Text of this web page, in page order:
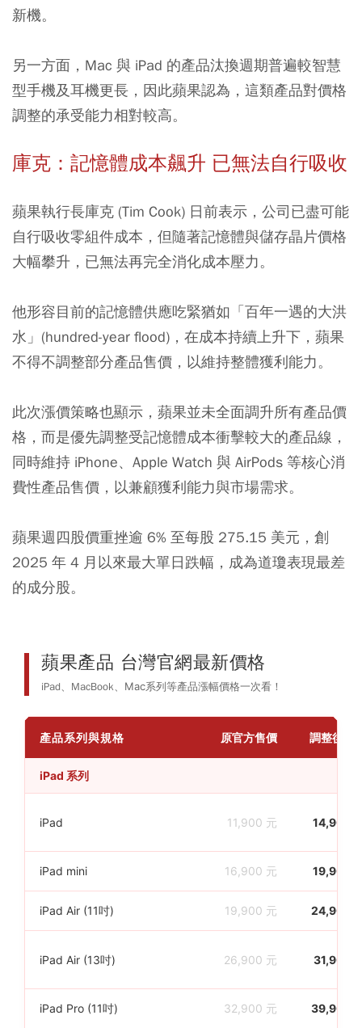
新機。
另一方面，Mac 與 iPad 的產品汰換週期普遍較智慧
型手機及耳機更長，因此蘋果認為，這類產品對價格
調整的承受能力相對較高。
庫克：記憶體成本飆升 已無法自行吸收
蘋果執行長庫克 (Tim Cook) 日前表示，公司已盡可能
自行吸收零組件成本，但隨著記憶體與儲存晶片價格
大幅攀升，已無法再完全消化成本壓力。
他形容目前的記憶體供應吃緊猶如「百年一遇的大洪
水」(hundred-year flood)，在成本持續上升下，蘋果
不得不調整部分產品售價，以維持整體獲利能力。
此次漲價策略也顯示，蘋果並未全面調升所有產品價
格，而是優先調整受記憶體成本衝擊較大的產品線，
同時維持 iPhone、Apple Watch 與 AirPods 等核心消
費性產品售價，以兼顧獲利能力與市場需求。
蘋果週四股價重挫逾 6% 至每股 275.15 美元，創
2025 年 4 月以來最大單日跌幅，成為道瓊表現最差
的成分股。
蘋果產品 台灣官網最新價格
iPad、MacBook 、Mac系列等產品漲幅價格一次看！
產品系列與規格 原官方售價 調整後新
iPad 系列
iPad 11,900 元 14,900
iPad mini 16,900 元 19,900
iPad Air (11吋) 19,900 元 24,900
iPad Air (13吋) 26,900 元 31,900
iPad Pro (11吋) 32,900 元 39,900